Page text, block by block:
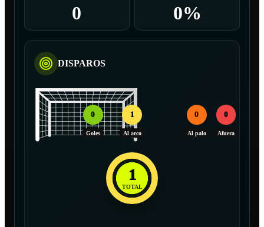
0 0%
DISPAROS
0
Goles
1
Al arco
0
Al palo
0
Afuera
1
TOTAL